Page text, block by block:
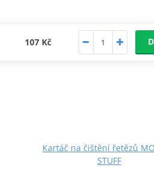
107 Kč
Kartáč na čištění řetězů
STUFF